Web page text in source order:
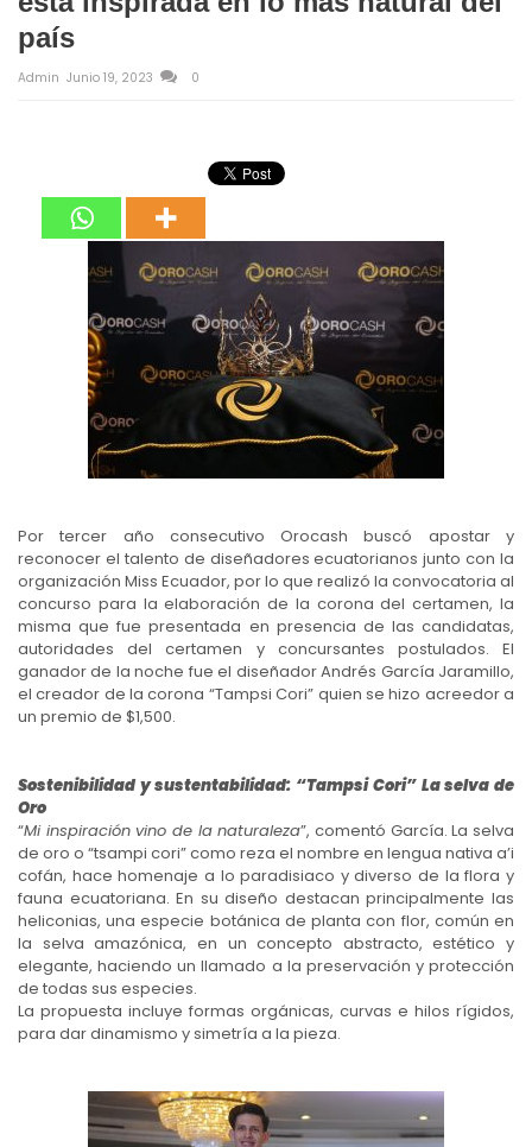
país
Admin Junio 19, 2023 0
Por tercer año consecutivo Orocash buscó apostar y
reconocer el talento de diseñadores ecuatorianos junto con la
organización Miss Ecuador, por lo que realizó la convocatoria al
concurso para la elaboración de la corona del certamen, la
misma que fue presentada en presencia de las candidatas,
autoridades del certamen y concursantes postulados. El
ganador de la noche fue el diseñador Andrés García Jaramillo,
el creador de la corona “Tampsi Cori” quien se hizo acreedor a
un premio de $1,500.
Sostenibilidad y sustentabilidad: “Tampsi Cori” La selva de
Oro
“Mi inspiración vino de la naturaleza”, comentó García. La selva
de oro o “tsampi cori” como reza el nombre en lengua nativa a’i
cofán, hace homenaje a lo paradisiaco y diverso de la flora y
fauna ecuatoriana. En su diseño destacan principalmente las
heliconias, una especie botánica de planta con flor, común en
la selva amazónica, en un concepto abstracto, estético y
elegante, haciendo un llamado a la preservación y protección
de todas sus especies.
La propuesta incluye formas orgánicas, curvas e hilos rígidos,
para dar dinamismo y simetría a la pieza.